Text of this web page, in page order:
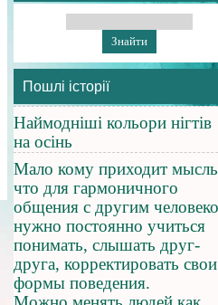
Пошлі історії